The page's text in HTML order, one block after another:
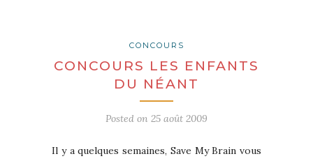
CONCOURS
CONCOURS LES ENFANTS
DU NÉANT
Posted on 25 août 2009
Il y a quelques semaines, Save My Brain vous